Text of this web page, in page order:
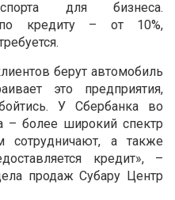
для бизнеса.
по кредиту – от 10%,
берут автомобиль
это предприятия,
У Сбербанка во
– более широкий спектр
а также
кредит», –
продаж Субару Центр